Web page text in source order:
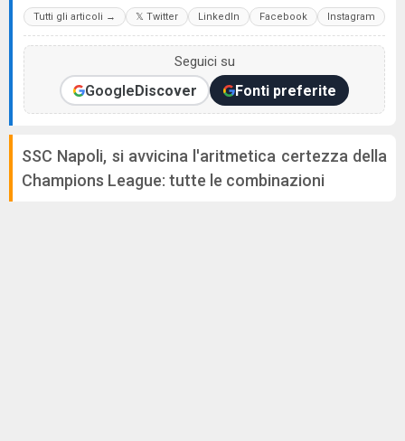
Tutti gli articoli → 𝕏 Twitter LinkedIn Facebook Instagram
Seguici su
GoogleDiscover Fonti preferite
SSC Napoli, si avvicina l'aritmetica certezza della
Champions League: tutte le combinazioni